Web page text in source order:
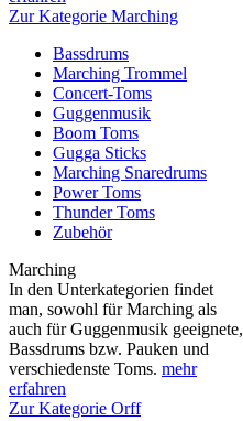
Zur Kategorie Marching
Bassdrums
Marching Trommel
Concert-Toms
Guggenmusik
Boom Toms
Gugga Sticks
Marching Snaredrums
Power Toms
Thunder Toms
Zubehör
Marching
In den Unterkategorien findet
man, sowohl für Marching als
auch für Guggenmusik geeignete,
Bassdrums bzw. Pauken und
verschiedenste Toms. mehr
erfahren
Zur Kategorie Orff